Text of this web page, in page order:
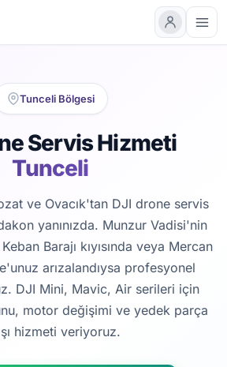
Tunceli Bölgesi
Servis Hizmeti
Tunceli
ve Ovacık'tan DJI drone servis
yanınızda. Munzur Vadisi'nin
Barajı kıyısında veya Mercan
arızalandıysa profesyonel
DJI Mini, Mavic, Air serileri için
motor değişimi ve yedek parça
hizmeti veriyoruz.